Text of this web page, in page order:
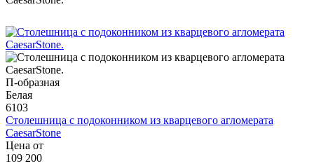
П-образная
Белая
6103
Столешница с подоконником из кварцевого агломерата
CaesarStone
Цена от
109 200